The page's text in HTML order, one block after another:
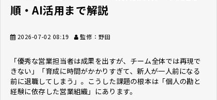
順・AI活用まで解説
2026-07-02 08:19 監修：野田
「優秀な営業担当者は成果を出すが、チーム全体では再現で
きない」「育成に時間がかかりすぎて、新人が一人前になる
前に退職してしまう」。こうした課題の根本は「個人の勘と
経験に依存した営業組織」にあります。